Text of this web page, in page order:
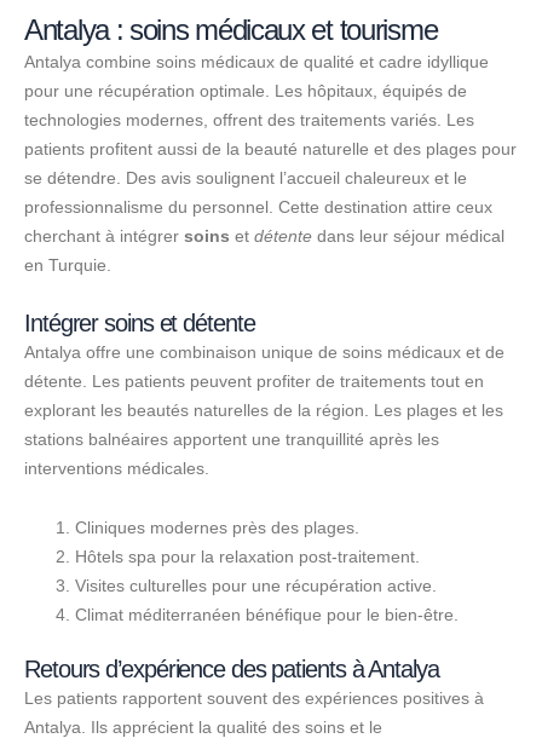
Antalya : soins médicaux et tourisme
Antalya combine soins médicaux de qualité et cadre idyllique
pour une récupération optimale. Les hôpitaux, équipés de
technologies modernes, offrent des traitements variés. Les
patients profitent aussi de la beauté naturelle et des plages pour
se détendre. Des avis soulignent l’accueil chaleureux et le
professionnalisme du personnel. Cette destination attire ceux
cherchant à intégrer soins et détente dans leur séjour médical
en Turquie.
Intégrer soins et détente
Antalya offre une combinaison unique de soins médicaux et de
détente. Les patients peuvent profiter de traitements tout en
explorant les beautés naturelles de la région. Les plages et les
stations balnéaires apportent une tranquillité après les
interventions médicales.
Cliniques modernes près des plages.
Hôtels spa pour la relaxation post-traitement.
Visites culturelles pour une récupération active.
Climat méditerranéen bénéfique pour le bien-être.
Retours d’expérience des patients à Antalya
Les patients rapportent souvent des expériences positives à
Antalya. Ils apprécient la qualité des soins et le